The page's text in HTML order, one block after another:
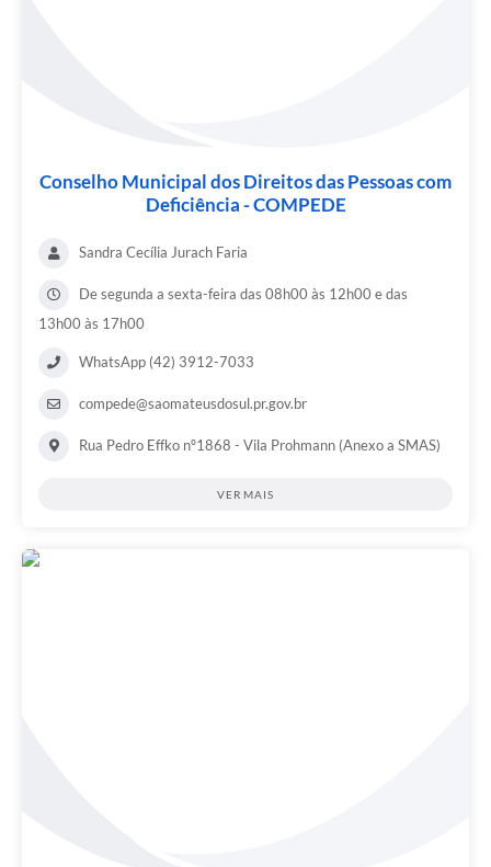
Conselho Municipal dos Direitos das Pessoas com
Deficiência - COMPEDE
Sandra Cecília Jurach Faria
De segunda a sexta-feira das 08h00 às 12h00 e das
13h00 às 17h00
WhatsApp (42) 3912-7033
compede@saomateusdosul.pr.gov.br
Rua Pedro Effko nº1868 - Vila Prohmann (Anexo a SMAS)
VER MAIS